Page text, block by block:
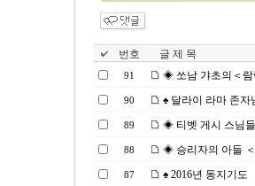
번호 글 제 목
91 ◈ 쏘남 갸초의＜람
90 ♠ 달라이 라마 존자
89 ◈ 티벳 게시 스님
88 ◈ 승리자의 아들 ＜
87 ♠ 2016년 동지기도